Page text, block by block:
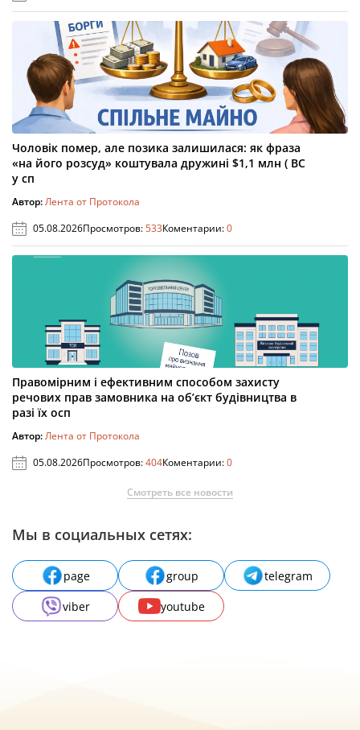
Чоловік помер, але позика залишилася: як фраза
«на його розсуд» коштувала дружині $1,1 млн ( ВС
у сп
Автор:Лента от Протокола
05.08.2026Просмотров:533Коментарии:0
Правомірним і ефективним способом захисту
речових прав замовника на об’єкт будівництва в
разі їх осп
Автор:Лента от Протокола
05.08.2026Просмотров:404Коментарии:0
Смотреть все новости
Мы в социальных сетях:
page group
telegram
viber
youtube